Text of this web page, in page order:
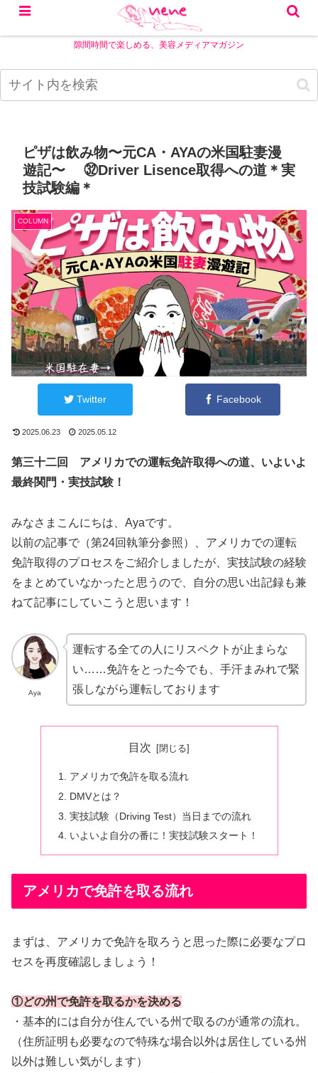
隙間時間で楽しめる、美容メディアマガジン
ピザは飲み物〜元CA・AYAの米国駐妻漫
遊記〜 ㉜Driver Lisence取得への道＊実
技試験編＊
COLUMN
Twitter Facebook
2025.06.23 2025.05.12
第三十二回
アメリカでの運転免許取得への道、いよいよ
最終関門・実技試験！
みなさまこんにちは、Ayaです。
以前の記事で（第24回執筆分参照）、アメリカでの運転
免許取得のプロセスをご紹介しましたが、実技試験の経験
をまとめていなかったと思うので、自分の思い出記録も兼
ねて記事にしていこうと思います！
Aya
運転する全ての人にリスペクトが止まらな
い……免許をとった今でも、手汗まみれで緊
張しながら運転しております
目次
アメリカで免許を取る流れ
DMVとは？
実技試験（Driving Test）当日までの流れ
いよいよ自分の番に！実技試験スタート！
アメリカで免許を取る流れ
まずは、アメリカで免許を取ろうと思った際に必要なプロ
セスを再度確認しましょう！
①どの州で免許を取るかを決める
・基本的には自分が住んでいる州で取るのが通常の流れ。
（住所証明も必要なので特殊な場合以外は居住している州
以外は難しい気がします）